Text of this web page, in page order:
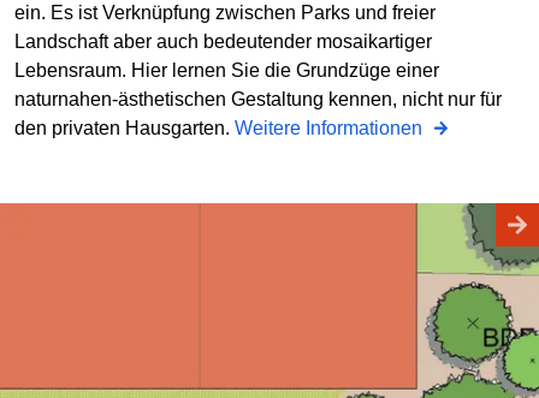
ein. Es ist Verknüpfung zwischen Parks und freier
Landschaft aber auch bedeutender mosaikartiger
Lebensraum. Hier lernen Sie die Grundzüge einer
naturnahen-ästhetischen Gestaltung kennen, nicht nur für
den privaten Hausgarten. Weitere Informationen